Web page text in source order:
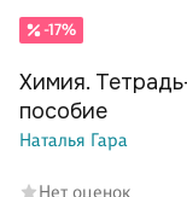
-17%
Химия.
пособие
Наталья Гара
Нет оценок